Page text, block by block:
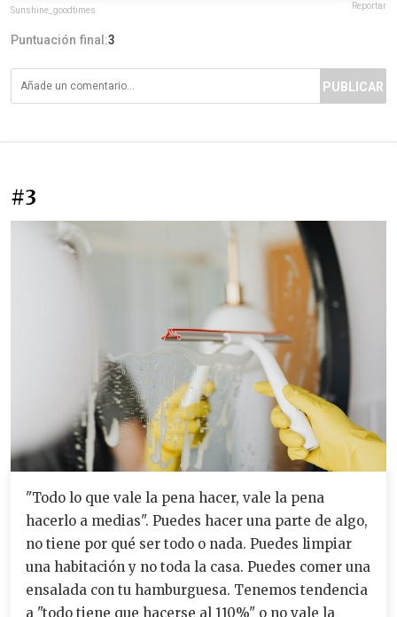
Sunshine_goodtimes Reportar
Puntuación final:3
PUBLICAR
#3
"Todo lo que vale la pena hacer, vale la pena
hacerlo a medias". Puedes hacer una parte de algo,
no tiene por qué ser todo o nada. Puedes limpiar
una habitación y no toda la casa. Puedes comer una
ensalada con tu hamburguesa. Tenemos tendencia
a "todo tiene que hacerse al 110%" o no vale la